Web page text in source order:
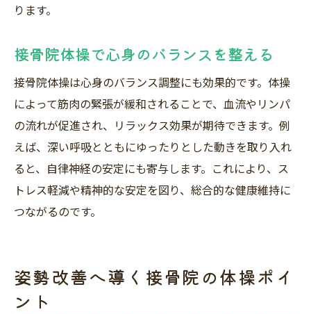
ります。
接骨院体操で心身のバランスを整える
接骨院体操は心身のバランス調整にも効果的です。体操
によって筋肉の緊張が緩和されることで、血流やリンパ
の流れが促進され、リラックス効果が期待できます。例
えば、深い呼吸とともにゆったりとした動きを取り入れ
ると、自律神経の安定にも寄与します。これにより、ス
トレス軽減や精神的な安定を図り、総合的な健康維持に
つながるのです。
姿勢改善へ導く接骨院の体操ポイ
ント